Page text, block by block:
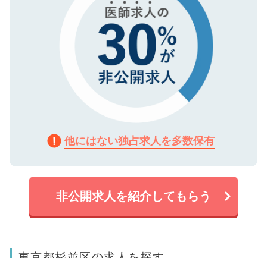
他にはない独占求人を多数保有
非公開求人を紹介してもらう